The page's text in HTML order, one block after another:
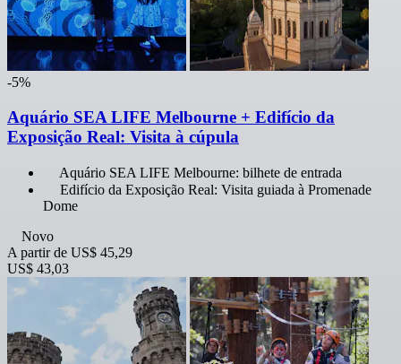
-5%
Aquário SEA LIFE Melbourne + Edifício da
Exposição Real: Visita à cúpula
Aquário SEA LIFE Melbourne: bilhete de entrada
Edifício da Exposição Real: Visita guiada à Promenade
Dome
Novo
A partir de US$ 45,29
US$ 43,03